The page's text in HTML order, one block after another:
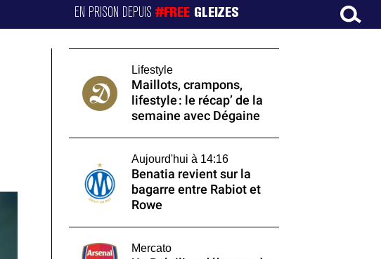
EN PRISON DEPUIS#FREE GLEIZES
Lifestyle
Maillots, crampons,
lifestyle : le récap’ de la
semaine avec Dégaine
Aujourd'hui à 14:16
Benatia revient sur la
bagarre entre Rabiot et
Rowe
Mercato